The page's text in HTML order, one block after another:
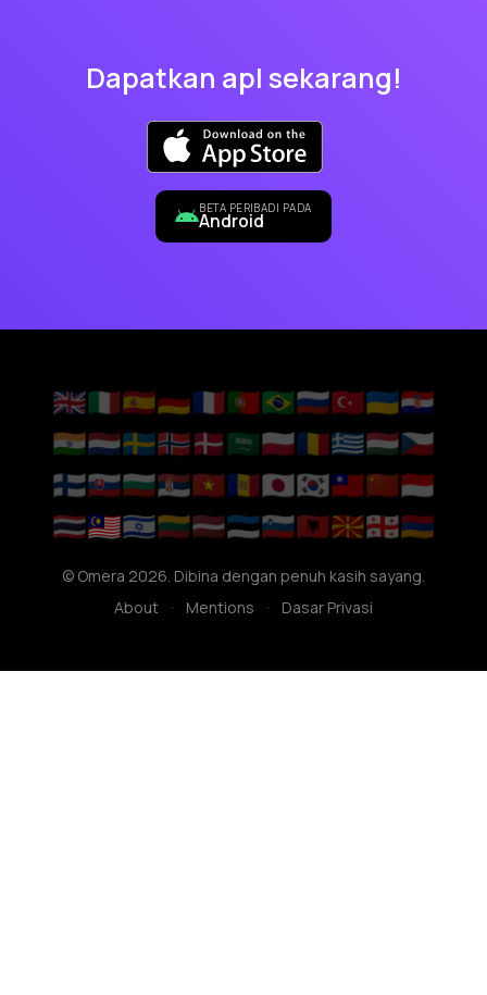
Dapatkan apl sekarang!
BETA PERIBADI PADA
Android
🇬🇧🇮🇹🇪🇸🇩🇪🇫🇷🇵🇹🇧🇷🇷🇺🇹🇷🇺🇦🇭🇷
🇮🇳🇳🇱🇸🇪🇳🇴🇩🇰🇸🇦🇵🇱🇷🇴🇬🇷🇭🇺🇨🇿
🇫🇮🇸🇰🇧🇬🇷🇸🇻🇳🇦🇩🇯🇵🇰🇷🇹🇼🇨🇳🇮🇩
🇹🇭🇲🇾🇮🇱🇱🇹🇱🇻🇪🇪🇸🇮🇦🇱🇲🇰🇬🇪🇦🇲
© Omera 2026. Dibina dengan penuh kasih sayang.
About
· Mentions · Dasar Privasi